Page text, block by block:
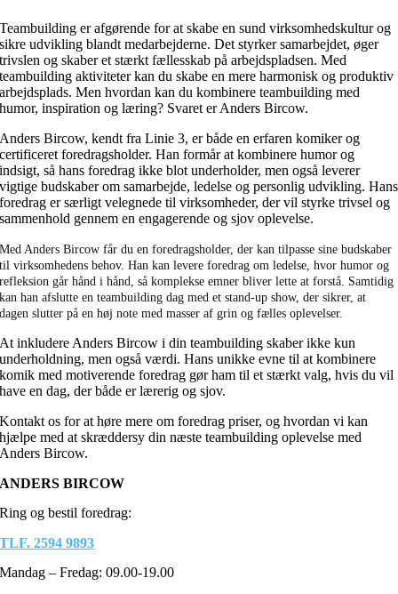
Teambuilding er afgørende for at skabe en sund virksomhedskultur og
sikre udvikling blandt medarbejderne. Det styrker samarbejdet, øger
trivslen og skaber et stærkt fællesskab på arbejdspladsen. Med
teambuilding aktiviteter kan du skabe en mere harmonisk og produktiv
arbejdsplads. Men hvordan kan du kombinere teambuilding med
humor, inspiration og læring? Svaret er Anders Bircow.
Anders Bircow, kendt fra Linie 3, er både en erfaren komiker og
certificeret foredragsholder. Han formår at kombinere humor og
indsigt, så hans foredrag ikke blot underholder, men også leverer
vigtige budskaber om samarbejde, ledelse og personlig udvikling. Hans
foredrag er særligt velegnede til virksomheder, der vil styrke trivsel og
sammenhold gennem en engagerende og sjov oplevelse.
Med Anders Bircow får du en foredragsholder, der kan tilpasse sine budskaber
til virksomhedens behov. Han kan levere foredrag om ledelse, hvor humor og
refleksion går hånd i hånd, så komplekse emner bliver lette at forstå. Samtidig
kan han afslutte en teambuilding dag med et stand-up show, der sikrer, at
dagen slutter på en høj note med masser af grin og fælles oplevelser.
At inkludere Anders Bircow i din teambuilding skaber ikke kun
underholdning, men også værdi. Hans unikke evne til at kombinere
komik med motiverende foredrag gør ham til et stærkt valg, hvis du vil
have en dag, der både er lærerig og sjov.
Kontakt os for at høre mere om foredrag priser, og hvordan vi kan
hjælpe med at skræddersy din næste teambuilding oplevelse med
Anders Bircow.
ANDERS BIRCOW
Ring og bestil foredrag:
TLF. 2594 9893
Mandag – Fredag: 09.00-19.00